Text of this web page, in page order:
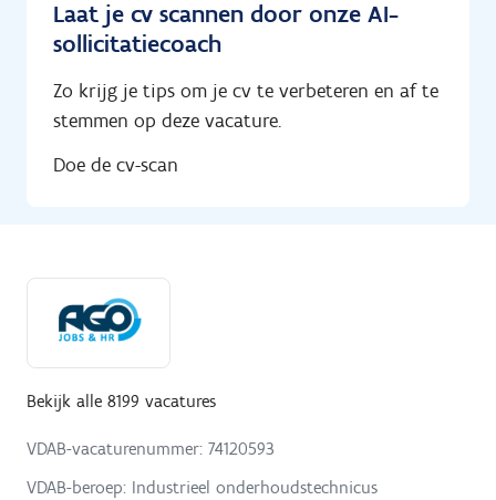
Laat je cv scannen door onze AI-
sollicitatiecoach
Zo krijg je tips om je cv te verbeteren en af te
stemmen op deze vacature.
Doe de cv-scan
Bekijk alle 8199 vacatures
VDAB-vacaturenummer: 74120593
VDAB-beroep: Industrieel onderhoudstechnicus